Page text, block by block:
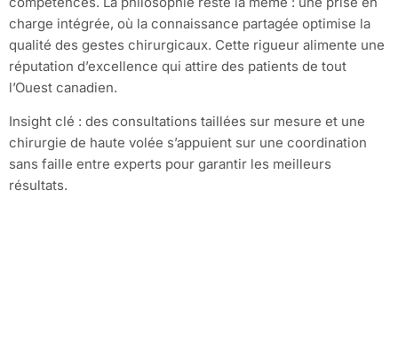
charge intégrée, où la connaissance partagée optimise la
qualité des gestes chirurgicaux. Cette rigueur alimente une
réputation d’excellence qui attire des patients de tout
l’Ouest canadien.
Insight clé : des consultations taillées sur mesure et une
chirurgie de haute volée s’appuient sur une coordination
sans faille entre experts pour garantir les meilleurs
résultats.